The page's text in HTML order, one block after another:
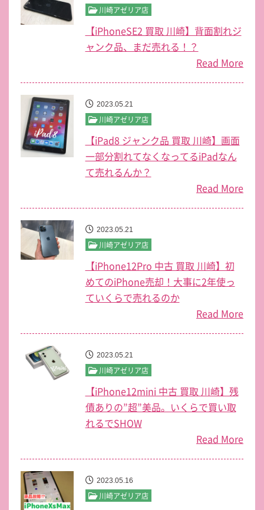
川崎アゼリア店
【iPhoneSE2 買取 川崎】背面割れジ
ャンク品、まだ売れる！？
Read More
2023.05.21
川崎アゼリア店
【iPad8 ジャンク品 買取 川崎】画面
一部分割れてなくなってるiPadなん
て売れるんか？
Read More
2023.05.21
川崎アゼリア店
【iPhone12Pro 中古 買取 川崎】初
めてのiPhone売却！大事に2年使っ
ていくらで売れるのか
Read More
2023.05.21
川崎アゼリア店
【iPhone12mini 中古 買取 川崎】残
債ありの”超”美品。いくらで買い取
れるでSHOW
Read More
2023.05.16
川崎アゼリア店